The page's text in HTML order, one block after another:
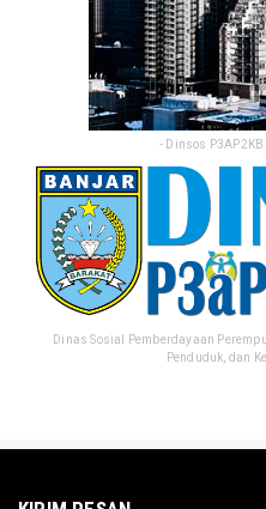
- Dinsos
Dinas Sosial Pemberdayaan
Penduduk, dan